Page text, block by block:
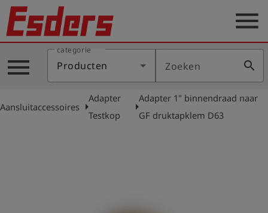
Sectoren
Blog
Producten
menu
menu
categorie
Producten Zoeken search
Aansluitaccessoires arrow_right
Adapter
Testkop
arrow_right
Adapter 1" binnendraad naar
GF druktapklem D63